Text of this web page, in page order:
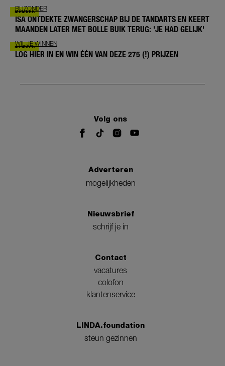
BIJZONDER
ISA ONTDEKTE ZWANGERSCHAP BIJ DE TANDARTS EN KEERT
MAANDEN LATER MET BOLLE BUIK TERUG: 'JE HAD GELIJK'
WIL JE WINNEN
LOG HIER IN EN WIN ÉÉN VAN DEZE 275 (!) PRIJZEN
Volg ons
Adverteren
mogelijkheden
Nieuwsbrief
schrijf je in
Contact
vacatures
colofon
klantenservice
LINDA.foundation
steun gezinnen